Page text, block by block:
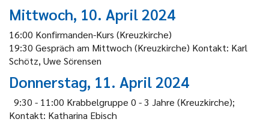
Mittwoch, 10. April 2024
16:00 Konfirmanden-Kurs (Kreuzkirche)
19:30 Gespräch am Mittwoch (Kreuzkirche) Kontakt: Karl
Schötz, Uwe Sörensen
Donnerstag, 11. April 2024
9:30 - 11:00 Krabbelgruppe 0 - 3 Jahre (Kreuzkirche);
Kontakt: Katharina Ebisch